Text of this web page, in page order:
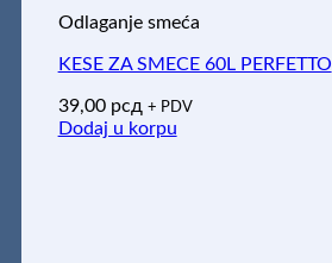
Odlaganje smeća
KESE ZA SMECE 60L PERFETTO
39,00 рсд + PDV
Dodaj u korpu